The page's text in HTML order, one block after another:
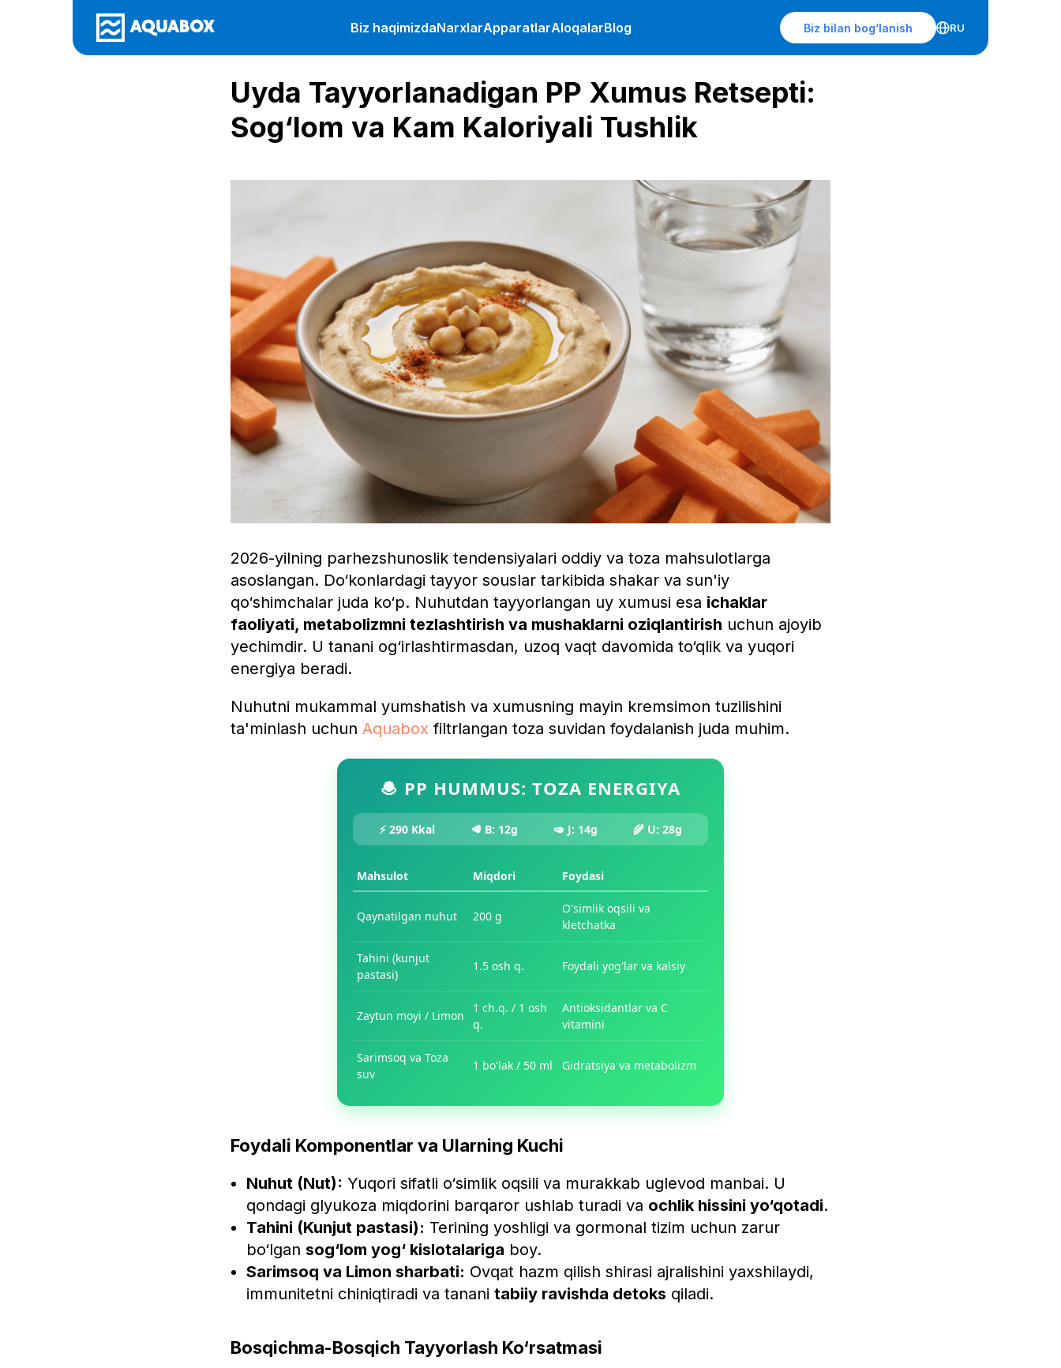
Biz haqimizdaNarxlarApparatlarAloqalarBlog Biz bilan bog‘lanish RU
Uyda Tayyorlanadigan PP Xumus Retsepti:
Sog‘lom va Kam Kaloriyali Tushlik
2026-yilning parhezshunoslik tendensiyalari oddiy va toza mahsulotlarga
asoslangan. Do‘konlardagi tayyor souslar tarkibida shakar va sun'iy
qo‘shimchalar juda ko‘p. Nuhutdan tayyorlangan uy xumusi esa ichaklar
faoliyati, metabolizmni tezlashtirish va mushaklarni oziqlantirish uchun ajoyib
yechimdir. U tanani og‘irlashtirmasdan, uzoq vaqt davomida to‘qlik va yuqori
energiya beradi.
Nuhutni mukammal yumshatish va xumusning mayin kremsimon tuzilishini
ta'minlash uchun Aquabox filtrlangan toza suvidan foydalanish juda muhim.
🧆 PP HUMMUS: TOZA ENERGIYA
⚡ 290 Kkal 🥩 B: 12g 🥑 J: 14g 🌾 U: 28g
Mahsulot Miqdori Foydasi
Qaynatilgan nuhut 200 g
O'simlik oqsili va
kletchatka
Tahini (kunjut
pastasi)
1.5 osh q. Foydali yog'lar va kalsiy
Zaytun moyi / Limon
1 ch.q. / 1 osh
q.
Antioksidantlar va C
vitamini
Sarimsoq va Toza
suv
1 bo'lak / 50 ml Gidratsiya va metabolizm
Foydali Komponentlar va Ularning Kuchi
Nuhut (Nut): Yuqori sifatli o‘simlik oqsili va murakkab uglevod manbai. U
qondagi glyukoza miqdorini barqaror ushlab turadi va ochlik hissini yo‘qotadi.
Tahini (Kunjut pastasi): Terining yoshligi va gormonal tizim uchun zarur
bo‘lgan sog‘lom yog‘ kislotalariga boy.
Sarimsoq va Limon sharbati: Ovqat hazm qilish shirasi ajralishini yaxshilaydi,
immunitetni chiniqtiradi va tanani tabiiy ravishda detoks qiladi.
Bosqichma-Bosqich Tayyorlash Ko‘rsatmasi